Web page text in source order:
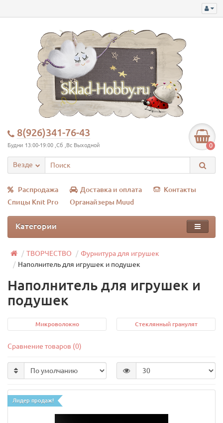
8(926)341-76-43
Будни 13:00-19:00 ,Сб ,Вс Выходной 0
Везде
Распродажа Доставка и оплата
Контакты
Спицы Knit Pro
Органайзеры Muud
Категории
ТВОРЧЕСТВО
Фурнитура для игрушек
Наполнитель для игрушек и подушек
Наполнитель для игрушек и
подушек
Микроволокно Стеклянный гранулят
Сравнение товаров (0)
Лидер продаж!